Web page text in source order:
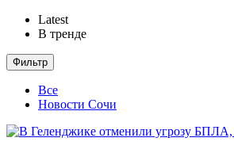
Latest
В тренде
Фильтр
Все
Новости Сочи